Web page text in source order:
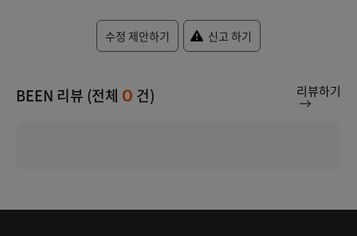
수정 제안하기 신고 하기
BEEN 리뷰 (전체 0 건) 리뷰하기